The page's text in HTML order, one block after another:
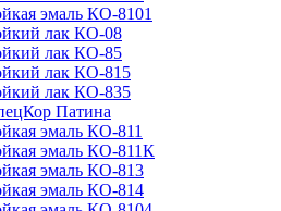
эмаль КО-8101
лак КО-08
лак КО-85
лак КО-815
лак КО-835
Патина
эмаль КО-811
эмаль КО-811К
эмаль КО-813
эмаль КО-814